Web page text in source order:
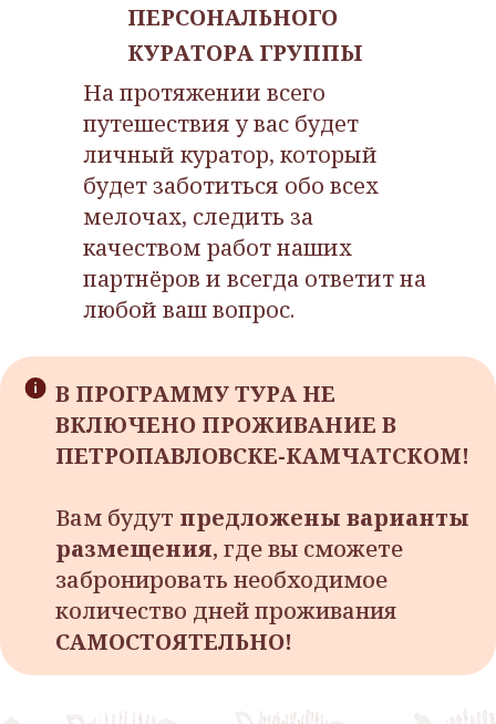
ПЕРСОНАЛЬНОГО
КУРАТОРА ГРУППЫ
На протяжении всего
путешествия у вас будет
личный куратор, который
будет заботиться обо всех
мелочах, следить за
качеством работ наших
партнёров и всегда ответит на
любой ваш вопрос.
В ПРОГРАММУ ТУРА НЕ
ВКЛЮЧЕНО ПРОЖИВАНИЕ В
ПЕТРОПАВЛОВСКЕ-КАМЧАТСКОМ!
Вам будут предложены варианты
размещения, где вы сможете
забронировать необходимое
количество дней проживания
САМОСТОЯТЕЛЬНО!